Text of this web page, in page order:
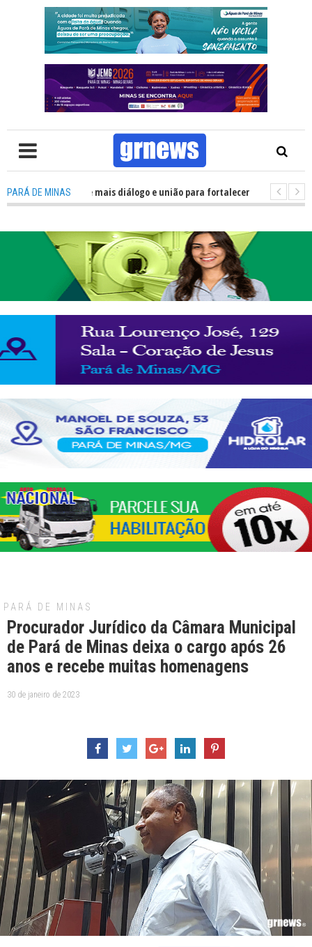
PARÁ DE MINAS
precisa de mais diálogo e união para fortalecer Minas e Pará de
PARÁ DE MINAS
Procurador Jurídico da Câmara Municipal
de Pará de Minas deixa o cargo após 26
anos e recebe muitas homenagens
30 de janeiro de 2023